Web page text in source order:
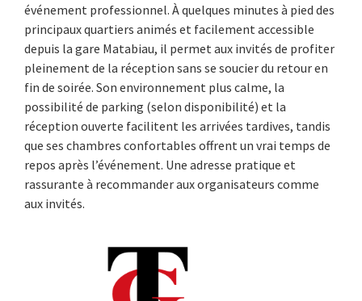
événement professionnel. À quelques minutes à pied des
principaux quartiers animés et facilement accessible
depuis la gare Matabiau, il permet aux invités de profiter
pleinement de la réception sans se soucier du retour en
fin de soirée. Son environnement plus calme, la
possibilité de parking (selon disponibilité) et la
réception ouverte facilitent les arrivées tardives, tandis
que ses chambres confortables offrent un vrai temps de
repos après l’événement. Une adresse pratique et
rassurante à recommander aux organisateurs comme
aux invités.